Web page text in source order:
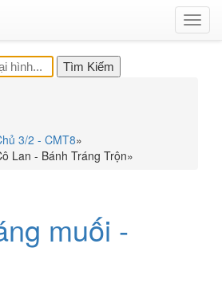
3/2 - CMT8»
Lan - Bánh Tráng Trộn»
muối -